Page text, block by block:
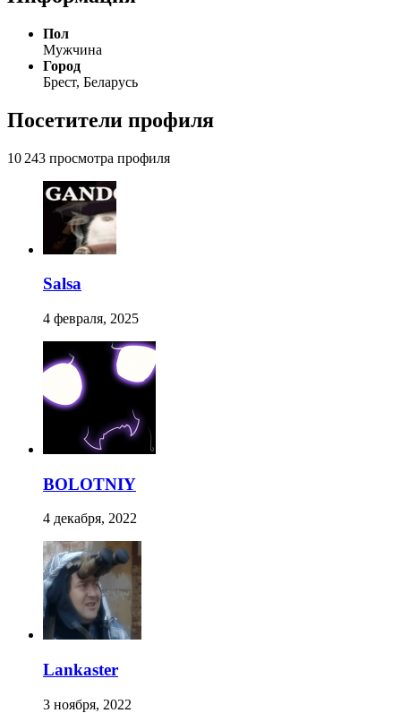
Пол
Мужчина
Город
Брест, Беларусь
Посетители профиля
10 243 просмотра профиля
Salsa
4 февраля, 2025
BOLOTNIY
4 декабря, 2022
Lankaster
3 ноября, 2022